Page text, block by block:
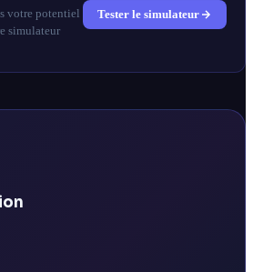
votre potentiel
simulateur
Tester le simulateur